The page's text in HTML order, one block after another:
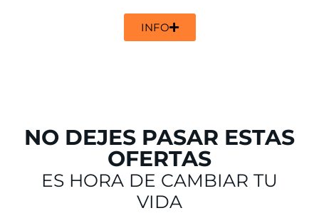
INFO
NO DEJES PASAR ESTAS
OFERTAS
ES HORA DE CAMBIAR TU
VIDA